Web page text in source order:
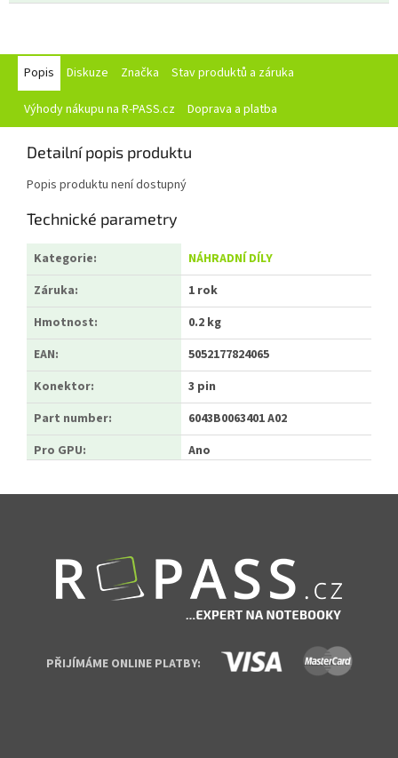
Popis Diskuze Značka Stav produktů a záruka
Výhody nákupu na R-PASS.cz Doprava a platba
Detailní popis produktu
Popis produktu není dostupný
Technické parametry
Kategorie:
NÁHRADNÍ DÍLY
Záruka:
1 rok
Hmotnost:
0.2 kg
EAN:
5052177824065
Konektor:
3 pin
Part number:
6043B0063401 A02
Pro GPU: Ano
PŘIJÍMÁME ONLINE PLATBY: